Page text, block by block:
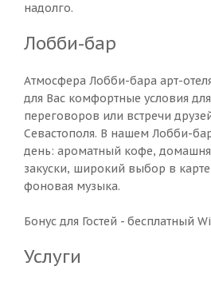
надолго.
Лобби-бар
Атмосфера Лобби-бара арт-
для Вас комфортные условия
переговоров или встречи
Севастополя. В нашем Лобби-
день: ароматный кофе,
закуски, широкий выбор в
фоновая музыка.
Бонус для Гостей - бесплатный
Услуги